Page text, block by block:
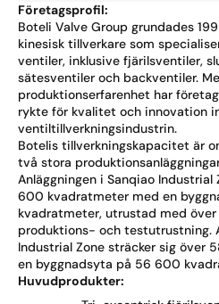
Företagsprofil:
Boteli Valve Group grundades
kinesisk tillverkare som
ventiler, inklusive fjärilsventiler,
sätesventiler och backventiler.
produktionserfarenhet har
rykte för kvalitet och innovation
ventiltillverkningsindustrin.
Botelis tillverkningskapacitet är
två stora
Anläggningen i Sanqiao
600 kvadratmeter med en
kvadratmeter, utrustad med
produktions- och testutrustning.
Industrial Zone sträcker sig över
en byggnadsyta på 56 600
Huvudprodukter: